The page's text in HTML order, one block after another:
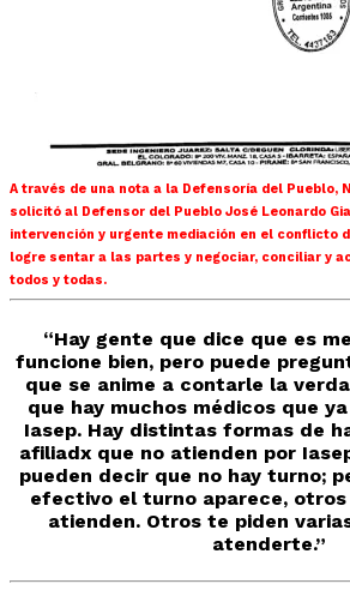
A través de una nota a la Defensoría del Pueblo,
solicitó al Defensor del Pueblo José Leonardo
intervención y urgente mediación en el conflicto
logre sentar a las partes y negociar, conciliar y
todos y todas.
“Hay gente que dice que es
funcione bien, pero puede
que se anime a contarle la
que hay muchos médicos que
Iasep. Hay distintas formas de
afiliadx que no atienden por
pueden decir que no hay turno;
efectivo el turno aparece, otros
atienden. Otros te piden
atenderte.”